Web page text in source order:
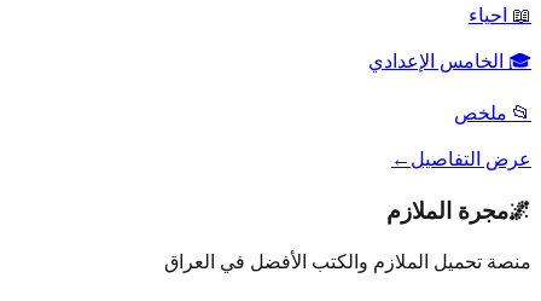
📖 احياء
🎓 الخامس الإعدادي
📂 ملخص
عرض التفاصيل←
🌌مجرة الملازم
منصة تحميل الملازم والكتب الأفضل في العراق